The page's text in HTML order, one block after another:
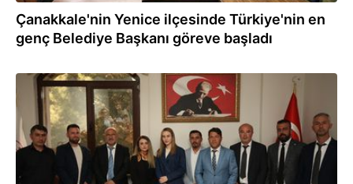
Çanakkale'nin Yenice ilçesinde Türkiye'nin en
genç Belediye Başkanı göreve başladı
05.04.2024